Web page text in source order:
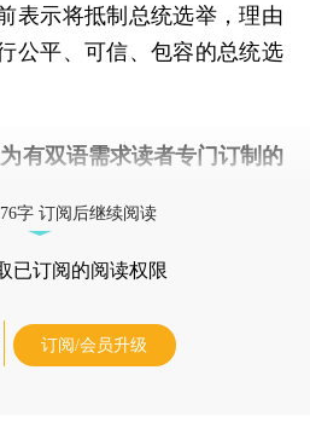
表示将抵制总统选举，理由
公平、可信、包容的总统选
有双语需求读者专门订制的
字 订阅后继续阅读
已订阅的阅读权限
订阅/会员升级